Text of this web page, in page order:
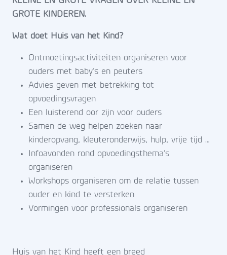
GROTE KINDEREN.
Wat doet Huis van het Kind?
Ontmoetingsactiviteiten organiseren voor
ouders met baby’s en peuters
Advies geven met betrekking tot
opvoedingsvragen
Een luisterend oor zijn voor ouders
Samen de weg helpen zoeken naar
kinderopvang, kleuteronderwijs, hulp, vrije tijd …
Infoavonden rond opvoedingsthema’s
organiseren
Workshops organiseren om de relatie tussen
ouder en kind te versterken
Vormingen voor professionals organiseren
Huis van het Kind heeft een breed